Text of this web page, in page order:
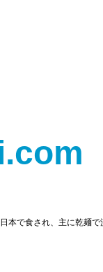
本で食され、主に乾麺